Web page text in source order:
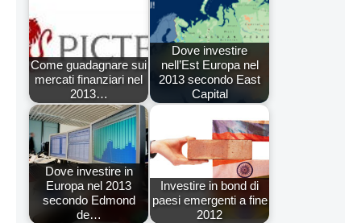
Come guadagnare sui
mercati finanziari nel
2013…
Dove investire
nell’Est Europa nel
2013 secondo East
Capital
Dove investire in
Europa nel 2013
secondo Edmond
de…
Investire in bond di
paesi emergenti a fine
2012